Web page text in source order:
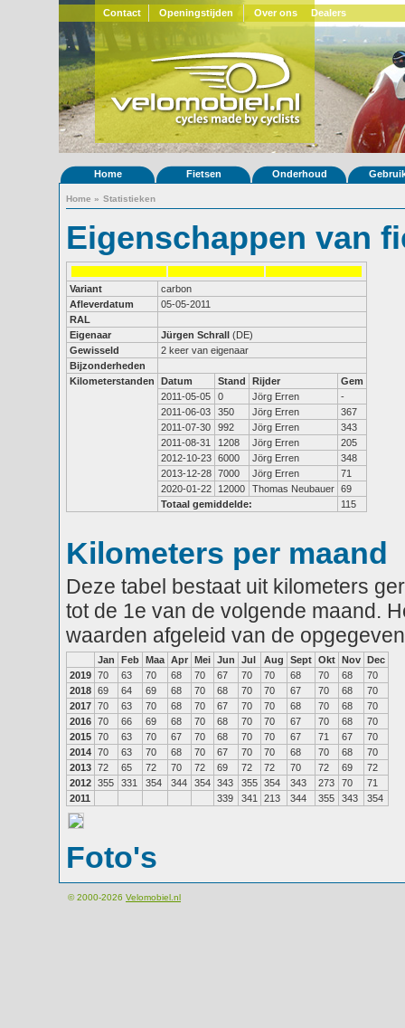
Contact Openingstijden Over ons Dealers
Home Fietsen Onderhoud
Home » Statistieken
Eigenschappen van
Variant
carbon
Afleverdatum
05-05-2011
RAL
Eigenaar
Jürgen Schrall (DE)
Gewisseld
2 keer van eigenaar
Bijzonderheden
Kilometerstanden
Datum Stand Rijder
Gem
2011-05-05
0 Jörg Erren
-
2011-06-03
350 Jörg Erren
367
2011-07-30
992 Jörg Erren
343
2011-08-31
1208 Jörg Erren
205
2012-10-23 6000 Jörg Erren
348
2013-12-28 7000 Jörg Erren
71
2020-01-22
12000 Thomas Neubauer 69
Totaal gemiddelde:
115
Kilometers per maand
Deze tabel bestaat uit kilometers
tot de 1e van de volgende maand.
waarden afgeleid van de
Jan Feb Maa Apr Mei Jun Jul Aug Sept Okt Nov Dec
2019 70 63 70 68 70 67 70 70 68 70 68
70
2018 69 64 69 68 70 68 70 70 67 70 68
70
2017 70 63 70 68 70 67 70 70 68 70 68
70
2016 70 66 69 68 70 68 70 70 67 70 68
70
2015 70 63 70 67 70 68 70 70 67 71 67
70
2014 70 63 70 68 70 67 70 70 68 70 68
70
2013 72 65 72 70 72 69 72 72 70 72 69
72
2012 355 331 354 344 354 343 355 354 343 273 70
71
2011
339 341 213 344 355 343 354
Foto's
© 2000-2026 Velomobiel.nl